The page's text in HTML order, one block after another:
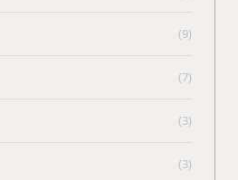
(9)
(7)
(3)
(3)